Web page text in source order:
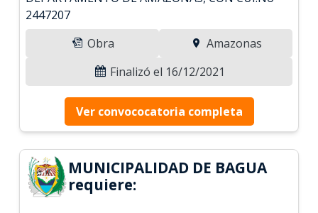
2447207
Obra
Amazonas
Finalizó el 16/12/2021
Ver convococatoria completa
MUNICIPALIDAD DE BAGUA
requiere: